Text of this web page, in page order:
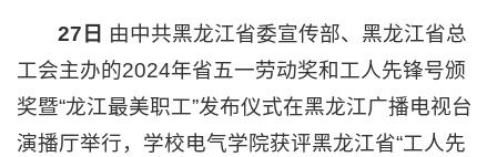
27日 由中共黑龙江省委宣传部、黑龙江省总
工会主办的2024年省五一劳动奖和工人先锋号颁
奖暨“龙江最美职工”发布仪式在黑龙江广播电视台
演播厅举行，学校电气学院获评黑龙江省“工人先